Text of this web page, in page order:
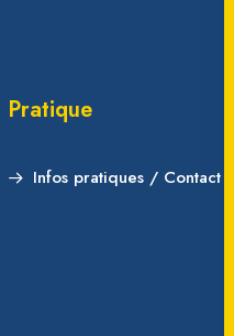
Pratique
Infos pratiques / Contact